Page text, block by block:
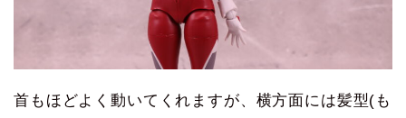
首もほどよく動いてくれますが、横方面には髪型(も